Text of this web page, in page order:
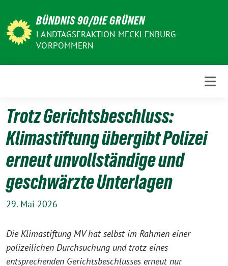
zum
Inhalt
BÜNDNIS 90/DIE GRÜNEN
LANDTAGSFRAKTION MECKLENBURG-
VORPOMMERN
Trotz Gerichtsbeschluss:
Klimastiftung übergibt Polizei
erneut unvollständige und
geschwärzte Unterlagen
29. Mai 2026
Die Klimastiftung MV hat selbst im Rahmen einer
polizeilichen Durchsuchung und trotz eines
entsprechenden Gerichtsbeschlusses erneut nur